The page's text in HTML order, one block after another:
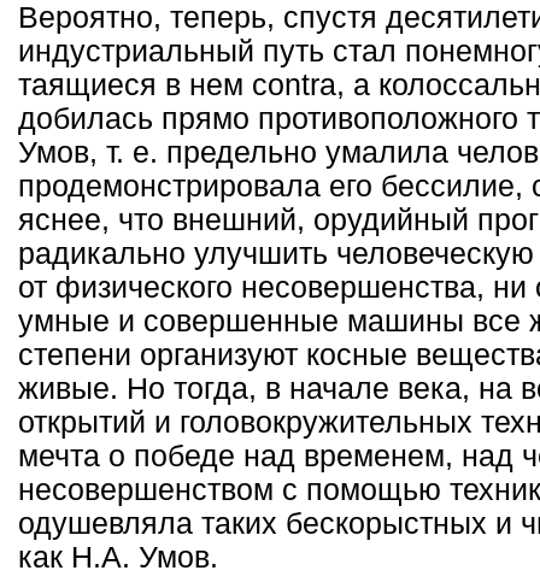
Вероятно, теперь, спустя
индустриальный путь стал
таящиеся в нем contra, а
добилась прямо противоположного
Умов, т. е. предельно умалила
продемонстрировала его бессилие,
яснее, что внешний, орудийный
радикально улучшить
от физического несовершенства,
умные и совершенные машины все
степени организуют косные
живые. Но тогда, в начале века, на
открытий и головокружительных
мечта о победе над временем, над
несовершенством с помощью
одушевляла таких бескорыстных и
как Н.А. Умов.